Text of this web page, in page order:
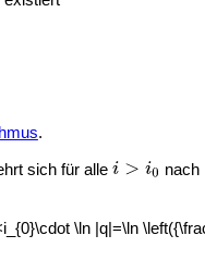
.
sich für alle nach